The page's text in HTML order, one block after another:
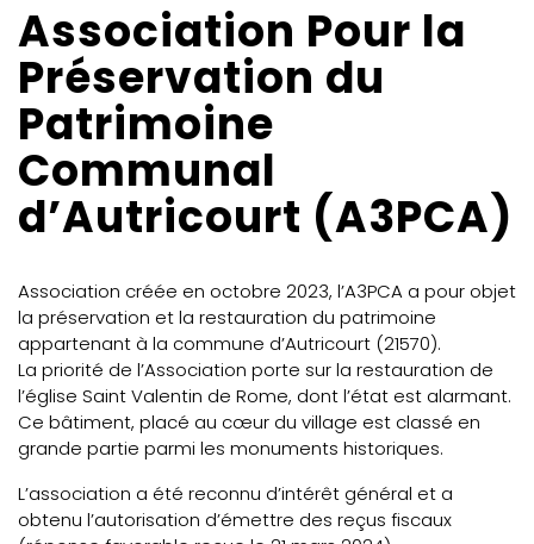
Association Pour la
Préservation du
Patrimoine
Communal
d’Autricourt (A3PCA)
Association créée en octobre 2023, l’A3PCA a pour objet
la préservation et la restauration du patrimoine
appartenant à la commune d’Autricourt (21570).
La priorité de l’Association porte sur la restauration de
l’église Saint Valentin de Rome, dont l’état est alarmant.
Ce bâtiment, placé au cœur du village est classé en
grande partie parmi les monuments historiques.
L’association a été reconnu d’intérêt général et a
obtenu l’autorisation d’émettre des reçus fiscaux